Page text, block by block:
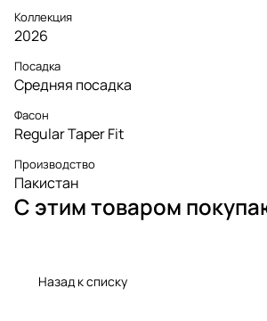
Коллекция
2026
Посадка
Средняя посадка
Фасон
Regular Taper Fit
Производство
Пакистан
С этим товаром
Назад к списку